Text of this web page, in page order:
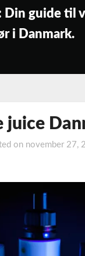
Din guide til
i Danmark.
juice
on november 27,